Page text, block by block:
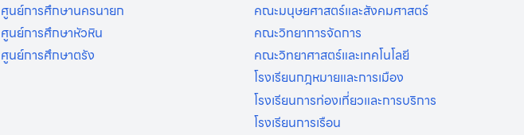
ศูนย์การศึกษานครนายก
ศูนย์การศึกษาหัวหิน
ศูนย์การศึกษาตรัง
คณะมนุษยศาสตร์และสังคมศาสตร์
คณะวิทยาการจัดการ
คณะวิทยาศาสตร์และเทคโนโลยี
โรงเรียนกฎหมายและการเมือง
โรงเรียนการท่องเที่ยวและการบริการ
โรงเรียนการเรือน